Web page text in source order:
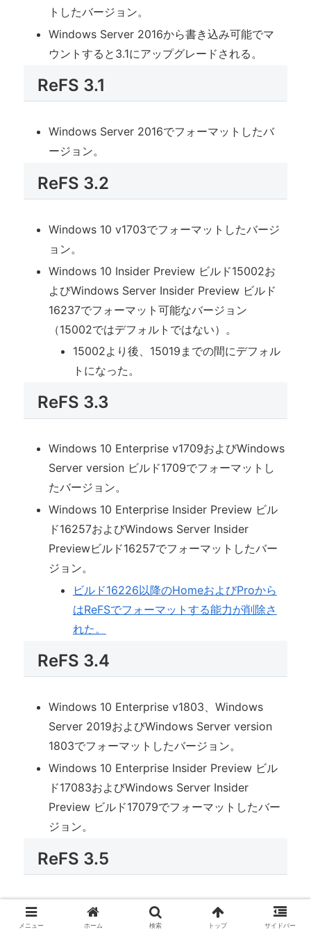
トしたバージョン。
Windows Server 2016から書き込み可能でマ
ウントすると3.1にアップグレードされる。
ReFS 3.1
Windows Server 2016でフォーマットしたバ
ージョン。
ReFS 3.2
Windows 10 v1703でフォーマットしたバージ
ョン。
Windows 10 Insider Preview ビルド15002お
よびWindows Server Insider Preview ビルド
16237でフォーマット可能なバージョン
（15002ではデフォルトではない）。
15002より後、15019までの間にデフォル
トになった。
ReFS 3.3
Windows 10 Enterprise v1709およびWindows
Server version ビルド1709でフォーマットし
たバージョン。
Windows 10 Enterprise Insider Preview ビル
ド16257およびWindows Server Insider
Previewビルド16257でフォーマットしたバー
ジョン。
ビルド16226以降のHomeおよびProから
はReFSでフォーマットする能力が削除さ
れた。
ReFS 3.4
Windows 10 Enterprise v1803、Windows
Server 2019およびWindows Server version
1803でフォーマットしたバージョン。
Windows 10 Enterprise Insider Preview ビル
ド17083およびWindows Server Insider
Preview ビルド17079でフォーマットしたバー
ジョン。
ReFS 3.5
Windows 10 Enterprise Insider Preview ビル
ド19536およびWindows Server Insider
メニュー ホーム 検索 トップ サイドバー